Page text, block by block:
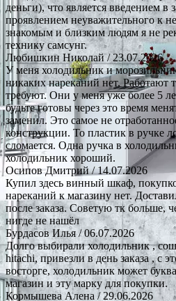
деньги), что является введением в
проявлением неуважительного к
знакомым и близким людям я не
технику самсунг.
Любишкин Николай/ 23.07.2026
У меня холодильник и
никаких нареканий нет. Работают
требуют. Они у меня уже более 5
будьте готовы через это время
заменил. Это самое не
конструкции. То пластик в ручке
сломается. Одна ручка в
холодильник хороший.
Осипов Дмитрий/ 14.07.2026
Купил здесь винный шкаф,
нареканий к магазину нет.
после заказа. Советую тк больше,
нигде не нашёл
Бурдасов Илья/ 06.07.2026
Долго выбирали холодильник ,
hitachi, привезли в день заказа , с
восторге, холодильник может
магазин и эту марку для покупки.
Кормышева Алена / 29.06.2026